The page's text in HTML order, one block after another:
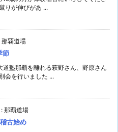
りが伸びがあ ...
那覇道場
節
道塾那覇を離れる萩野さん、野原さん
会を行いました ...
: 那覇道場
古始め